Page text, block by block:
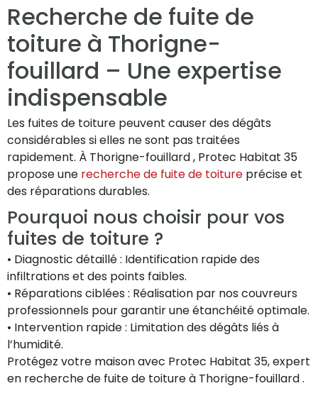
Recherche de fuite de
toiture à Thorigne-
fouillard – Une expertise
indispensable
Les fuites de toiture peuvent causer des dégâts
considérables si elles ne sont pas traitées
rapidement. À Thorigne-fouillard , Protec Habitat 35
propose une recherche de fuite de toiture précise et
des réparations durables.
Pourquoi nous choisir pour vos
fuites de toiture ?
• Diagnostic détaillé : Identification rapide des
infiltrations et des points faibles.
• Réparations ciblées : Réalisation par nos couvreurs
professionnels pour garantir une étanchéité optimale.
• Intervention rapide : Limitation des dégâts liés à
l’humidité.
Protégez votre maison avec Protec Habitat 35, expert
en recherche de fuite de toiture à Thorigne-fouillard .